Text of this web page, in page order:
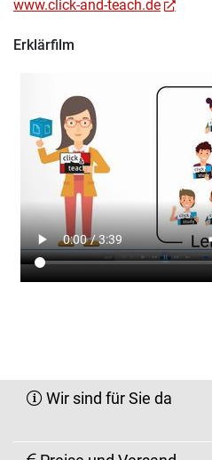
www.click-and-teach.de
Erklärfilm
Wir sind für Sie da